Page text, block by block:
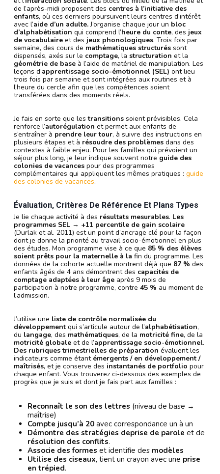
de l’après-midi proposent des centres à l’initiative des
enfants, où ces derniers poursuivent leurs centres d’intérêt
avec l’aide d’un adulte.J’organise chaque jour un bloc
d’alphabétisation qui comprend l’heure du conte, des jeux
de vocabulaire et des jeux phonologiques. Trois fois par
semaine, des cours de mathématiques structurés sont
dispensés, axés sur le comptage, la structuration et la
géométrie de base à l’aide de matériel de manipulation. Les
leçons d’apprentissage socio-émotionnel (SEL) ont lieu
trois fois par semaine et sont intégrées aux routines et à
l’heure du cercle afin que les compétences soient
transférées dans des moments réels.
Je fais en sorte que lestransitions soient prévisibles. Cela
renforce l’autorégulation et permet aux enfants de
s’entraîner à prendre leur tour, à suivre des instructions en
plusieurs étapes et à résoudre des problèmes dans des
contextes à faible enjeu. Pour les familles qui prévoient un
séjour plus long, je leur indique souvent notre guide des
colonies de vacances pour des programmes
complémentaires qui appliquent les mêmes pratiques : guide
des colonies de vacances.
Évaluation, Critères De Référence Et Plans Types
Je lie chaque activité à des résultats mesurables. Les
programmes SEL → +11 percentile de gain scolaire
(Durlak et al. 2011) est un point d’ancrage clé pour la façon
dont je donne la priorité au travail socio-émotionnel en plus
des études. Mon programme vise à ce que 85 % des élèves
soient prêts pour la maternelle à la fin du programme. Les
données de la cohorte actuelle montrent déjà que 87 % des
enfants âgés de 4 ans démontrent des capacités de
comptage adaptées à leur âge après 9 mois de
participation à notre programme, contre 45 % au moment de
l’admission.
J’utilise une liste de contrôle normalisée du
développement qui s’articule autour de l’alphabétisation,
du langage, des mathématiques, de la motricité fine, de la
motricité globale et de l’apprentissage socio-émotionnel.
Des rubriques trimestrielles de préparation évaluent les
indicateurs comme étant émergents / en développement /
maîtrisés, et je conserve des instantanés de portfolio pour
chaque enfant. Vous trouverez ci-dessous des exemples de
progrès que je suis et dont je fais part aux familles :
Reconnaît le son des lettres (niveau de base →
maîtrise)
Compte jusqu’à 20 avec correspondance un à un
Démontre des stratégies deprise de parole et de
résolution des conflits.
Associe des formes et identifie des modèles
Utilise des ciseaux, tient un crayon avec une prise
en trépied.